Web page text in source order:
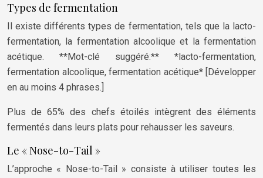
Types de fermentation
Il existe différents types de fermentation, tels que la lacto-
fermentation, la fermentation alcoolique et la fermentation
acétique. **Mot-clé suggéré:** *lacto-fermentation,
fermentation alcoolique, fermentation acétique* [Développer
en au moins 4 phrases.]
Plus de 65% des chefs étoilés intègrent des éléments
fermentés dans leurs plats pour rehausser les saveurs.
Le « Nose-to-Tail »
L’approche « Nose-to-Tail » consiste à utiliser toutes les